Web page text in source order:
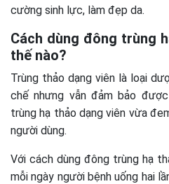
cường sinh lực, làm đẹp da.
Cách dùng đông trùng
thế nào?
Trùng thảo dạng viên là loại
chế nhưng vẫn đảm bảo
trùng hạ thảo dạng viên vừa
người dùng.
Với cách dùng đông trùng hạ
mỗi ngày người bệnh uống hai